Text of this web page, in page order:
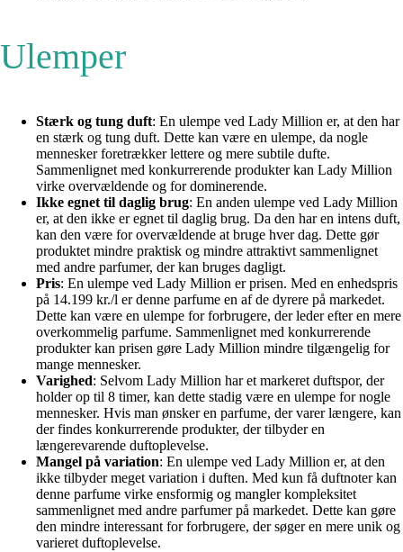
Ulemper
Stærk og tung duft: En ulempe ved Lady Million er, at den har
en stærk og tung duft. Dette kan være en ulempe, da nogle
mennesker foretrækker lettere og mere subtile dufte.
Sammenlignet med konkurrerende produkter kan Lady Million
virke overvældende og for dominerende.
Ikke egnet til daglig brug: En anden ulempe ved Lady Million
er, at den ikke er egnet til daglig brug. Da den har en intens duft,
kan den være for overvældende at bruge hver dag. Dette gør
produktet mindre praktisk og mindre attraktivt sammenlignet
med andre parfumer, der kan bruges dagligt.
Pris: En ulempe ved Lady Million er prisen. Med en enhedspris
på 14.199 kr./l er denne parfume en af de dyrere på markedet.
Dette kan være en ulempe for forbrugere, der leder efter en mere
overkommelig parfume. Sammenlignet med konkurrerende
produkter kan prisen gøre Lady Million mindre tilgængelig for
mange mennesker.
Varighed: Selvom Lady Million har et markeret duftspor, der
holder op til 8 timer, kan dette stadig være en ulempe for nogle
mennesker. Hvis man ønsker en parfume, der varer længere, kan
der findes konkurrerende produkter, der tilbyder en
længerevarende duftoplevelse.
Mangel på variation: En ulempe ved Lady Million er, at den
ikke tilbyder meget variation i duften. Med kun få duftnoter kan
denne parfume virke ensformig og mangler kompleksitet
sammenlignet med andre parfumer på markedet. Dette kan gøre
den mindre interessant for forbrugere, der søger en mere unik og
varieret duftoplevelse.